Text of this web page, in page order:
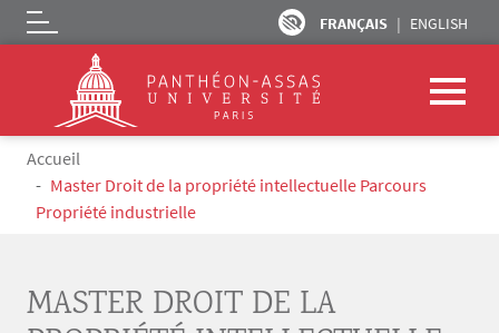
Aller au contenu principal
FRANÇAIS ENGLISH
Logo
Fil d'Ariane
Accueil
Master Droit de la propriété intellectuelle Parcours
Propriété industrielle
MASTER DROIT DE LA